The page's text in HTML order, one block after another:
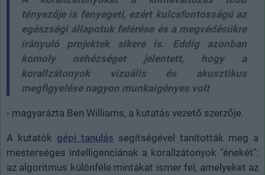
tényezője is fenyegeti, ezért kulcsfontosságú az
egészségi állapotuk felérése és a megvédésükre
irányuló projektek sikere is. Eddig azonban
komoly nehézséget jelentett, hogy a
korallzátonyok vizuális és akusztikus
megfigyelése nagyon munkaigényes volt
- magyarázta Ben Williams, a kutatás vezető szerzője.
A kutatók gépi tanulás segítségével tanították meg a
mesterséges intelligenciának a korallzátonyok "énekét":
az algoritmus különféle mintákat ismer fel, amelyeket az